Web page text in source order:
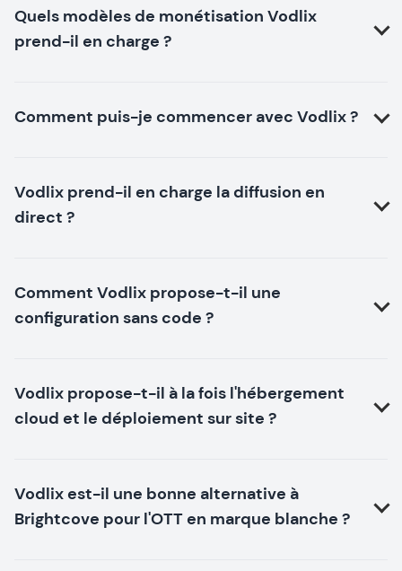
Quels modèles de monétisation Vodlix
prend-il en charge ?
Comment puis-je commencer avec Vodlix ?
Vodlix prend-il en charge la diffusion en
direct ?
Comment Vodlix propose-t-il une
configuration sans code ?
Vodlix propose-t-il à la fois l'hébergement
cloud et le déploiement sur site ?
Vodlix est-il une bonne alternative à
Brightcove pour l'OTT en marque blanche ?